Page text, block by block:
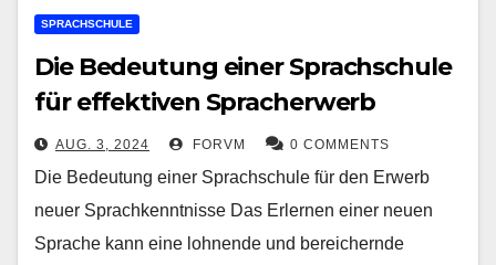
SPRACHSCHULE
Die Bedeutung einer Sprachschule
für effektiven Spracherwerb
AUG. 3, 2024 FORVM 0 COMMENTS
Die Bedeutung einer Sprachschule für den Erwerb
neuer Sprachkenntnisse Das Erlernen einer neuen
Sprache kann eine lohnende und bereichernde